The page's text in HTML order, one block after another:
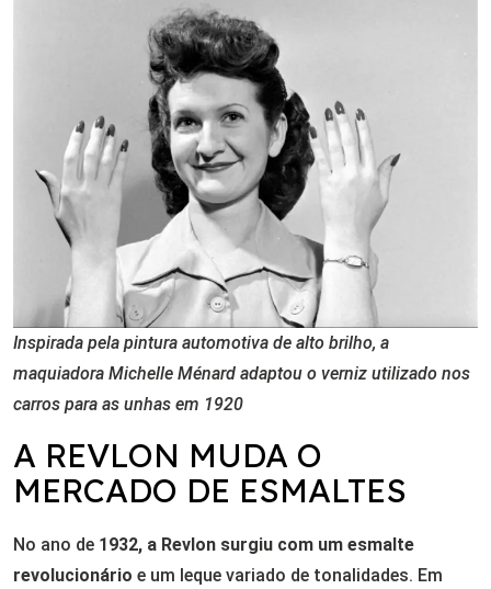
Inspirada pela pintura automotiva de alto brilho, a
maquiadora Michelle Ménard adaptou o verniz utilizado nos
carros para as unhas em 1920
A REVLON MUDA O
MERCADO DE ESMALTES
No ano de 1932, a Revlon surgiu com um esmalte
revolucionário e um leque variado de tonalidades. Em